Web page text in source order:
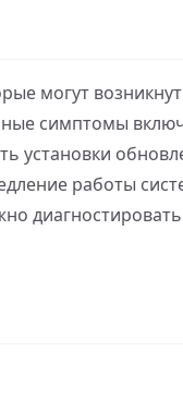
могут
симптомы
установки
работы